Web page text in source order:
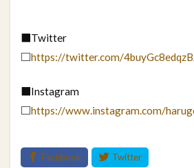
■Twitter
□https://twitter.com/
■Instagram
□https://www.instagram.com/